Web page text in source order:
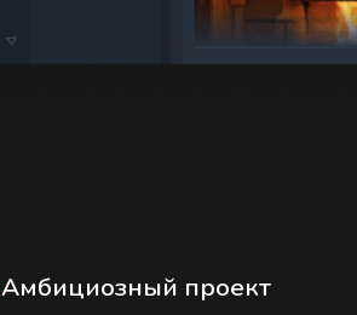
Амбициозный проект